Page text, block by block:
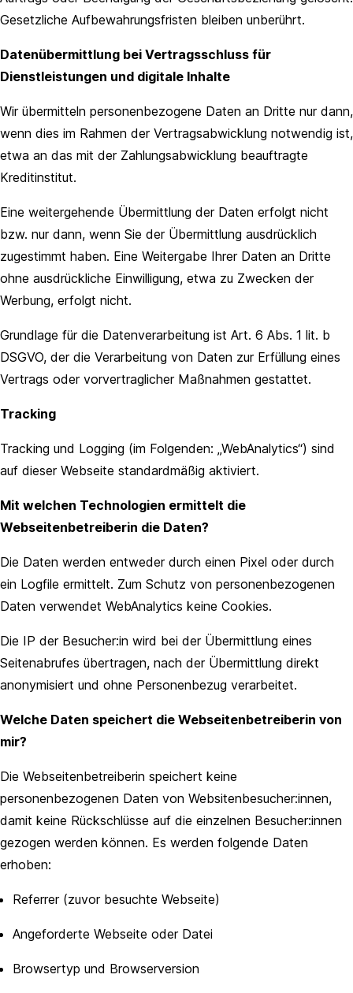
Gesetzliche Aufbewahrungsfristen bleiben unberührt.
Datenübermittlung bei Vertragsschluss für
Dienstleistungen und digitale Inhalte
Wir übermitteln personenbezogene Daten an Dritte nur dann,
wenn dies im Rahmen der Vertragsabwicklung notwendig ist,
etwa an das mit der Zahlungsabwicklung beauftragte
Kreditinstitut.
Eine weitergehende Übermittlung der Daten erfolgt nicht
bzw. nur dann, wenn Sie der Übermittlung ausdrücklich
zugestimmt haben. Eine Weitergabe Ihrer Daten an Dritte
ohne ausdrückliche Einwilligung, etwa zu Zwecken der
Werbung, erfolgt nicht.
Grundlage für die Datenverarbeitung ist Art. 6 Abs. 1 lit. b
DSGVO, der die Verarbeitung von Daten zur Erfüllung eines
Vertrags oder vorvertraglicher Maßnahmen gestattet.
Tracking
Tracking und Logging (im Folgenden: „WebAnalytics“) sind
auf dieser Webseite standardmäßig aktiviert.
Mit welchen Technologien ermittelt die
Webseitenbetreiberin die Daten?
Die Daten werden entweder durch einen Pixel oder durch
ein Logfile ermittelt. Zum Schutz von personenbezogenen
Daten verwendet WebAnalytics keine Cookies.
Die IP der Besucher:in wird bei der Übermittlung eines
Seitenabrufes übertragen, nach der Übermittlung direkt
anonymisiert und ohne Personenbezug verarbeitet.
Welche Daten speichert die Webseitenbetreiberin von
mir?
Die Webseitenbetreiberin speichert keine
personenbezogenen Daten von Websitenbesucher:innen,
damit keine Rückschlüsse auf die einzelnen Besucher:innen
gezogen werden können. Es werden folgende Daten
erhoben:
Referrer (zuvor besuchte Webseite)
Angeforderte Webseite oder Datei
Browsertyp und Browserversion